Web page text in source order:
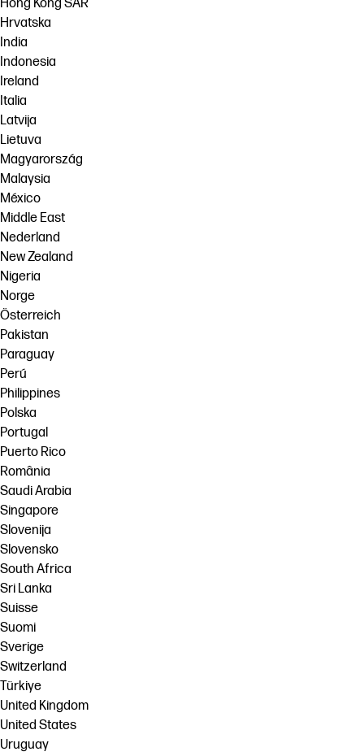
Hong Kong SAR
Hrvatska
India
Indonesia
Ireland
Italia
Latvija
Lietuva
Magyarország
Malaysia
México
Middle East
Nederland
New Zealand
Nigeria
Norge
Österreich
Pakistan
Paraguay
Perú
Philippines
Polska
Portugal
Puerto Rico
România
Saudi Arabia
Singapore
Slovenija
Slovensko
South Africa
Sri Lanka
Suisse
Suomi
Sverige
Switzerland
Türkiye
United Kingdom
United States
Uruguay